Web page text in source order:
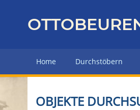
z
r
Home Durchstöbern
OBJEKTE